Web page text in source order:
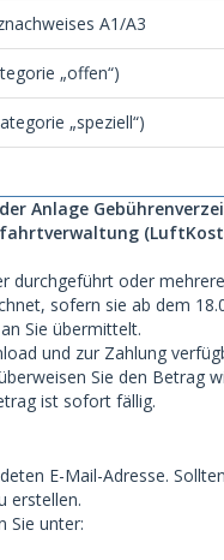
A1/A3
„offen“)
„speziell“)
Anlage
durchgeführt oder
sofern sie ab dem
Sie übermittelt.
und zur Zahlung
Sie den Betrag
ist sofort fällig.
E-Mail-Adresse.
erstellen.
Sie unter: